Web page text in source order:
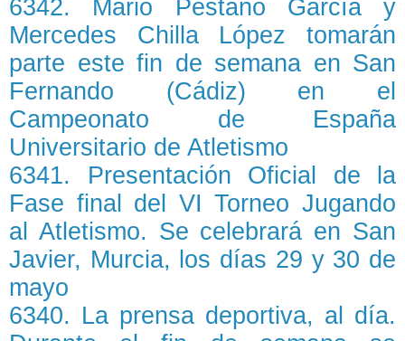
6342. Mario Pestano García y
Mercedes Chilla López tomarán
parte este fin de semana en San
Fernando (Cádiz) en el
Campeonato de España
Universitario de Atletismo
6341. Presentación Oficial de la
Fase final del VI Torneo Jugando
al Atletismo. Se celebrará en San
Javier, Murcia, los días 29 y 30 de
mayo
6340. La prensa deportiva, al día.